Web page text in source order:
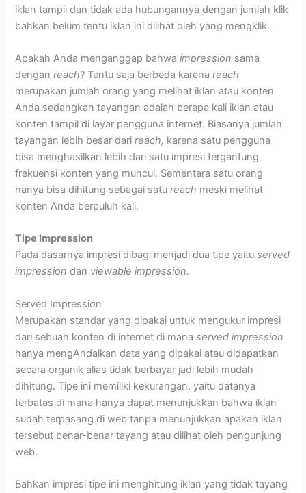
iklan tampil dan tidak ada hubungannya dengan jumlah klik
bahkan belum tentu iklan ini dilihat oleh yang mengklik.
Apakah Anda menganggap bahwaimpression sama
denganreach? Tentu saja berbeda karenareach
merupakan jumlah orang yang melihat iklan atau konten
Anda sedangkan tayangan adalah berapa kali iklan atau
konten tampil di layar pengguna internet. Biasanya jumlah
tayangan lebih besar darireach, karena satu pengguna
bisa menghasilkan lebih dari satu impresi tergantung
frekuensi konten yang muncul. Sementara satu orang
hanya bisa dihitung sebagai satureach meski melihat
konten Anda berpuluh kali.
Tipe Impression
Pada dasarnya impresi dibagi menjadi dua tipe yaituserved
impression dan viewable impression.
Served Impression
Merupakan standar yang dipakai untuk mengukur impresi
dari sebuah konten di internet di manaserved impression
hanya mengAndalkan data yang dipakai atau didapatkan
secara organik alias tidak berbayar jadi lebih mudah
dihitung. Tipe ini memiliki kekurangan, yaitu datanya
terbatas di mana hanya dapat menunjukkan bahwa iklan
sudah terpasang di web tanpa menunjukkan apakah iklan
tersebut benar-benar tayang atau dilihat oleh pengunjung
web.
Bahkan impresi tipe ini menghitung iklan yang tidak tayang